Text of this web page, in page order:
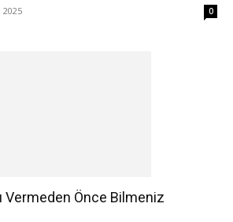
0
Vermeden Önce Bilmeniz